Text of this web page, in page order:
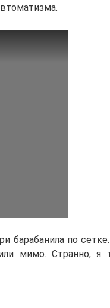
барабанила по
мимо. Странно, я